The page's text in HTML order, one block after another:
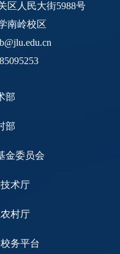
区人民大街5988号
校区
部
部
金委员会
术厅
村厅
务平台